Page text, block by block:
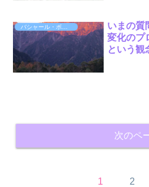
けなか
す。 by
バシャール・ボット
いまの質
変化のプ
という観
のプロ
次のペ
1 2